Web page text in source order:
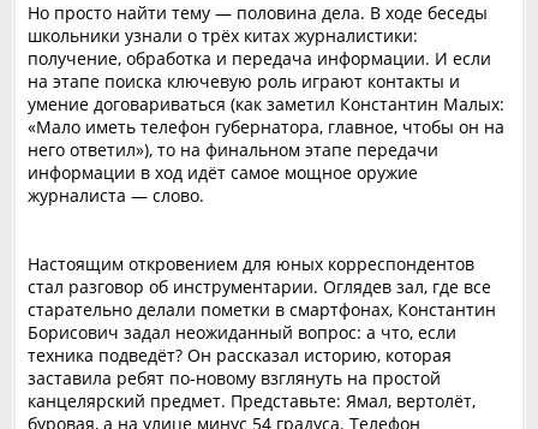
Но просто найти тему — половина дела. В ходе беседы
школьники узнали о трёх китах журналистики:
получение, обработка и передача информации. И если
на этапе поиска ключевую роль играют контакты и
умение договариваться (как заметил Константин Малых:
«Мало иметь телефон губернатора, главное, чтобы он на
него ответил»), то на финальном этапе передачи
информации в ход идёт самое мощное оружие
журналиста — слово.
Настоящим откровением для юных корреспондентов
стал разговор об инструментарии. Оглядев зал, где все
старательно делали пометки в смартфонах, Константин
Борисович задал неожиданный вопрос: а что, если
техника подведёт? Он рассказал историю, которая
заставила ребят по-новому взглянуть на простой
канцелярский предмет. Представьте: Ямал, вертолёт,
буровая, а на улице минус 54 градуса. Телефон